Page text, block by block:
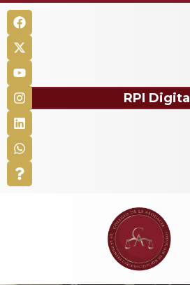
RPI Digital